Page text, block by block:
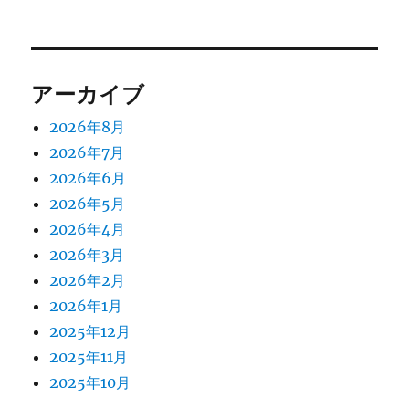
アーカイブ
2026年8月
2026年7月
2026年6月
2026年5月
2026年4月
2026年3月
2026年2月
2026年1月
2025年12月
2025年11月
2025年10月